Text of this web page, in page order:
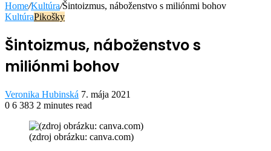
Home/Kultúra/Šintoizmus, náboženstvo s miliónmi bohov
KultúraPikošky
Šintoizmus, náboženstvo s
miliónmi bohov
Veronika Hubinská Send
an
7. mája 2021
0 6 383 2 minutes read
(zdroj obrázku: canva.com)